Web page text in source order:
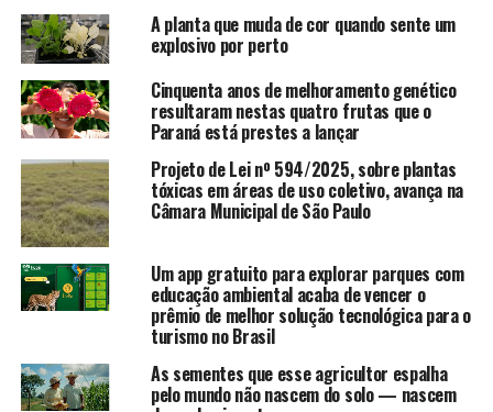
A planta que muda de cor quando sente um
explosivo por perto
Cinquenta anos de melhoramento genético
resultaram nestas quatro frutas que o
Paraná está prestes a lançar
Projeto de Lei nº 594/2025, sobre plantas
tóxicas em áreas de uso coletivo, avança na
Câmara Municipal de São Paulo
Um app gratuito para explorar parques com
educação ambiental acaba de vencer o
prêmio de melhor solução tecnológica para o
turismo no Brasil
As sementes que esse agricultor espalha
pelo mundo não nascem do solo — nascem